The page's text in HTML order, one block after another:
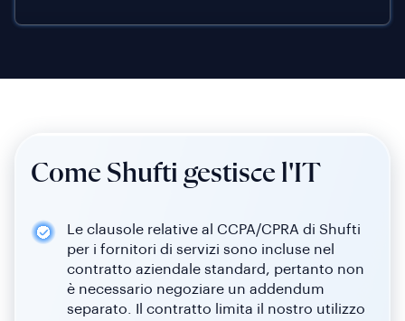
Come Shufti gestisce l'IT
Le clausole relative al CCPA/CPRA di Shufti
per i fornitori di servizi sono incluse nel
contratto aziendale standard, pertanto non
è necessario negoziare un addendum
separato. Il contratto limita il nostro utilizzo